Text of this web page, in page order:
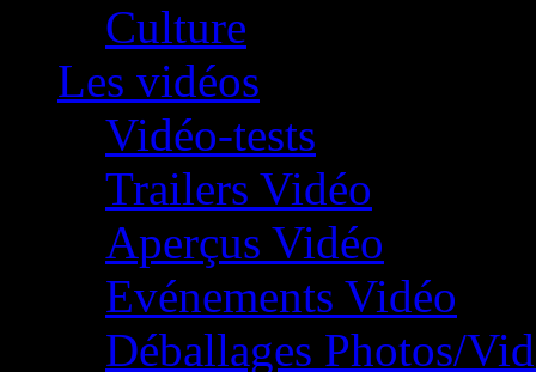
Culture
Les vidéos
Vidéo-tests
Trailers Vidéo
Aperçus Vidéo
Evénements Vidéo
Déballages Photos/